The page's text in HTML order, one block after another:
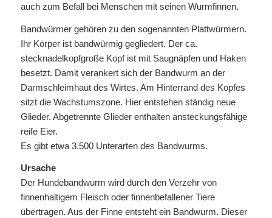
auch zum Befall bei Menschen mit seinen Wurmfinnen.
Bandwürmer gehören zu den sogenannten Plattwürmern.
Ihr Körper ist bandwürmig gegliedert. Der ca.
stecknadelkopfgroße Kopf ist mit Saugnäpfen und Haken
besetzt. Damit verankert sich der Bandwurm an der
Darmschleimhaut des Wirtes. Am Hinterrand des Kopfes
sitzt die Wachstumszone. Hier entstehen ständig neue
Glieder. Abgetrennte Glieder enthalten ansteckungsfähige
reife Eier.
Es gibt etwa 3.500 Unterarten des Bandwurms.
Ursache
Der Hundebandwurm wird durch den Verzehr von
finnenhaltigem Fleisch oder finnenbefallener Tiere
übertragen. Aus der Finne entsteht ein Bandwurm. Dieser